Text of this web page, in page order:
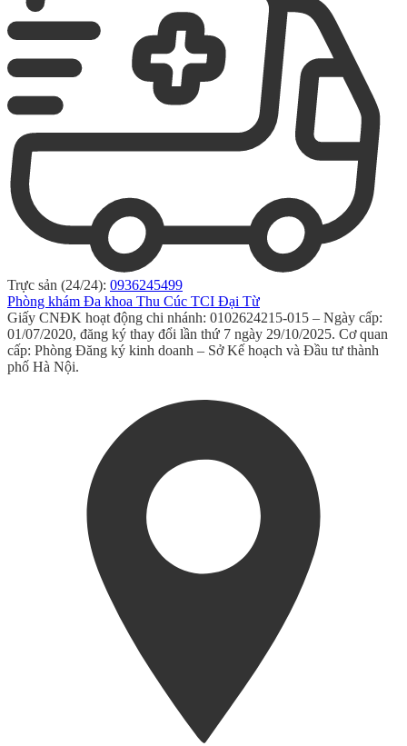
Trực sản (24/24): 0936245499
Phòng khám Đa khoa Thu Cúc TCI Đại Từ
Giấy CNĐK hoạt động chi nhánh: 0102624215-015 – Ngày cấp:
01/07/2020, đăng ký thay đổi lần thứ 7 ngày 29/10/2025. Cơ quan
cấp: Phòng Đăng ký kinh doanh – Sở Kế hoạch và Đầu tư thành
phố Hà Nội.